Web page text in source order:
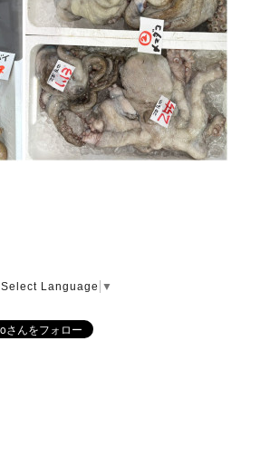
Select Language ▼